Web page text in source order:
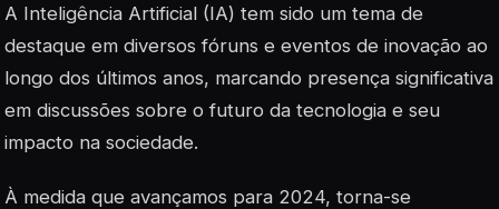
A Inteligência Artificial (IA) tem sido um tema de
destaque em diversos fóruns e eventos de inovação ao
longo dos últimos anos, marcando presença significativa
em discussões sobre o futuro da tecnologia e seu
impacto na sociedade.
À medida que avançamos para 2024, torna-se